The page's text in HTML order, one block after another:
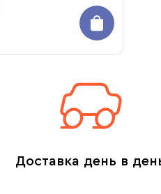
Доставка день в